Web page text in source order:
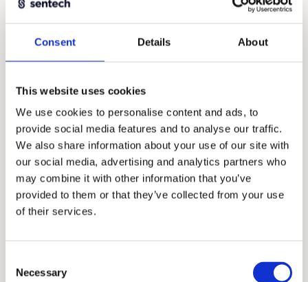
Consent Details About
This website uses cookies
We use cookies to personalise content and ads, to
provide social media features and to analyse our traffic.
We also share information about your use of our site with
our social media, advertising and analytics partners who
may combine it with other information that you’ve
provided to them or that they’ve collected from your use
of their services.
Selection
Necessary
Absolute encoders met ultieme
integratiemogelijkheden